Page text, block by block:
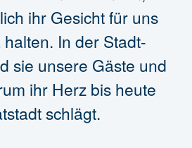
ihr Gesicht für uns
In der Stadt-
sie unsere Gäste und
ihr Herz bis heute
schlägt.